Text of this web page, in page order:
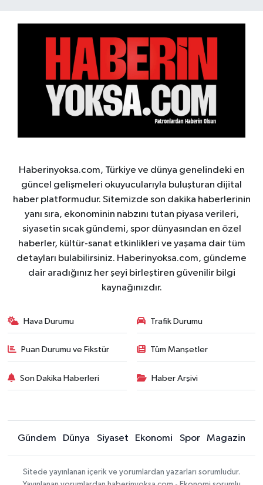
Haberinyoksa.com, Türkiye ve dünya genelindeki en
güncel gelişmeleri okuyucularıyla buluşturan dijital
haber platformudur. Sitemizde son dakika haberlerinin
yanı sıra, ekonominin nabzını tutan piyasa verileri,
siyasetin sıcak gündemi, spor dünyasından en özel
haberler, kültür-sanat etkinlikleri ve yaşama dair tüm
detayları bulabilirsiniz. Haberinyoksa.com, gündeme
dair aradığınız her şeyi birleştiren güvenilir bilgi
kaynağınızdır.
Hava Durumu Trafik Durumu
Puan Durumu ve Fikstür Tüm Manşetler
Son Dakika Haberleri Haber Arşivi
Gündem Dünya Siyaset Ekonomi Spor Magazin
Sitede yayınlanan içerik ve yorumlardan yazarları sorumludur.